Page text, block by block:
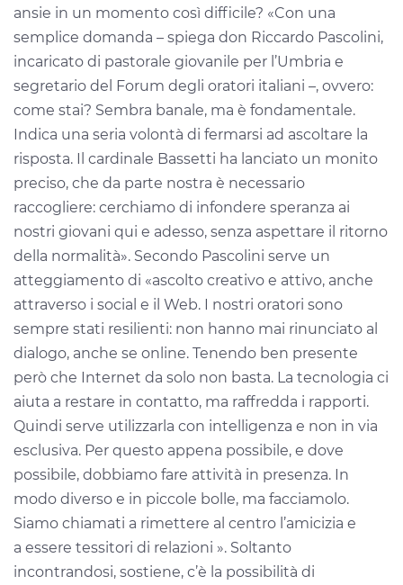
ansie in un momento così difficile? «Con una
semplice domanda – spiega don Riccardo Pascolini,
incaricato di pastorale giovanile per l’Umbria e
segretario del Forum degli oratori italiani –, ovvero:
come stai? Sembra banale, ma è fondamentale.
Indica una seria volontà di fermarsi ad ascoltare la
risposta. Il cardinale Bassetti ha lanciato un monito
preciso, che da parte nostra è necessario
raccogliere: cerchiamo di infondere speranza ai
nostri giovani qui e adesso, senza aspettare il ritorno
della normalità». Secondo Pascolini serve un
atteggiamento di «ascolto creativo e attivo, anche
attraverso i social e il Web. I nostri oratori sono
sempre stati resilienti: non hanno mai rinunciato al
dialogo, anche se online. Tenendo ben presente
però che Internet da solo non basta. La tecnologia ci
aiuta a restare in contatto, ma raffredda i rapporti.
Quindi serve utilizzarla con intelligenza e non in via
esclusiva. Per questo appena possibile, e dove
possibile, dobbiamo fare attività in presenza. In
modo diverso e in piccole bolle, ma facciamolo.
Siamo chiamati a rimettere al centro l’amicizia e
a essere tessitori di relazioni ». Soltanto
incontrandosi, sostiene, c’è la possibilità di